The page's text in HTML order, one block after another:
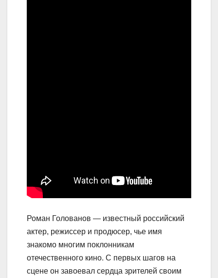
Роман Голованов — известный российский
актер, режиссер и продюсер, чье имя
знакомо многим поклонникам
отечественного кино. С первых шагов на
сцене он завоевал сердца зрителей своим